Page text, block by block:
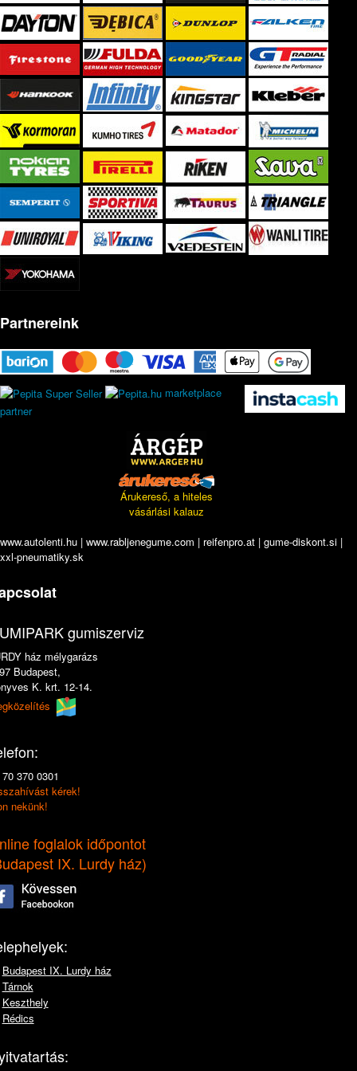
Partnereink
marketplace
partner
Árukereső, a hiteles
vásárlási kalauz
www.autolenti.hu | www.rabljenegume.com | reifenpro.at | gume-diskont.si |
xxl-pneumatiky.sk
gumiszerviz
ház mélygarázs
Budapest,
K. krt. 12-14.
370 0301
kérek!
nekünk!
foglalok időpontot
IX. Lurdy ház)
Budapest IX. Lurdy ház
Tárnok
Keszthely
Rédics